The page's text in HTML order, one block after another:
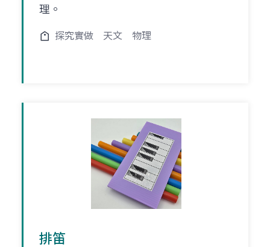
理。
探究實做 天文 物理
排笛